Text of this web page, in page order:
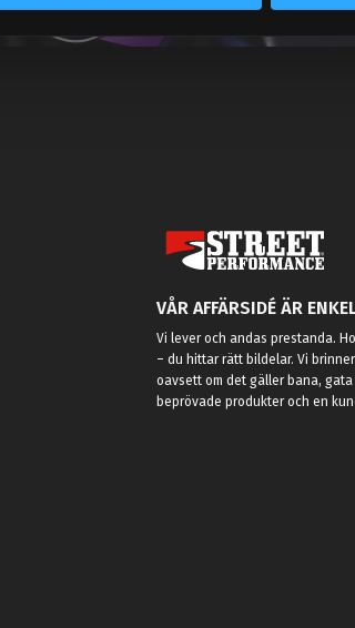
VÅR AFFÄRSIDÉ ÄR
Vi lever och andas prestanda.
– du hittar rätt bildelar. Vi
oavsett om det gäller bana,
beprövade produkter och en